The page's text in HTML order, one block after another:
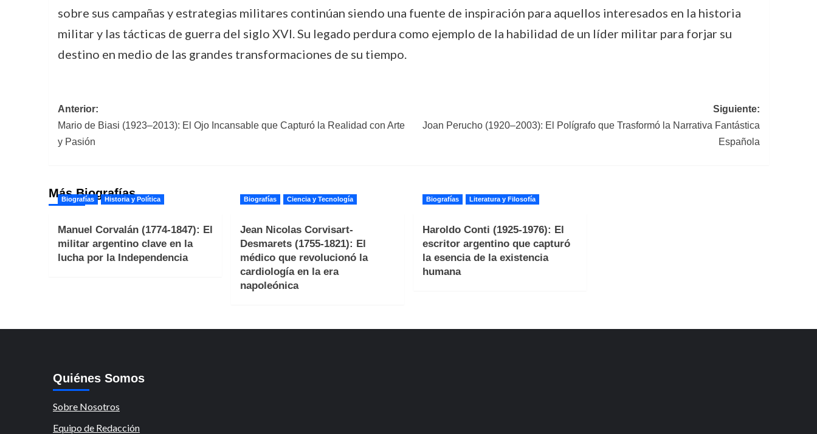
sobre sus campañas y estrategias militares continúan siendo una fuente de inspiración para aquellos interesados en la historia
militar y las tácticas de guerra del siglo XVI. Su legado perdura como ejemplo de la habilidad de un líder militar para forjar su
destino en medio de las grandes transformaciones de su tiempo.
Navegación
de
Anterior:
Mario de Biasi (1923–2013): El Ojo Incansable que Capturó la Realidad con Arte
y Pasión
Siguiente:
Joan Perucho (1920–2003): El Polígrafo que Trasformó la Narrativa Fantástica
Española
Más Biografías
Biografías Historia y Política
Manuel Corvalán (1774-1847): El
militar argentino clave en la
lucha por la Independencia
Biografías Ciencia y Tecnología
Jean Nicolas Corvisart-
Desmarets (1755-1821): El
médico que revolucionó la
cardiología en la era
napoleónica
Biografías Literatura y Filosofía
Haroldo Conti (1925-1976): El
escritor argentino que capturó
la esencia de la existencia
humana
Quiénes Somos
Sobre Nosotros
Equipo de Redacción